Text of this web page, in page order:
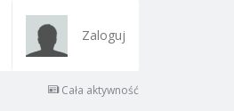
Zaloguj
Cała aktywność